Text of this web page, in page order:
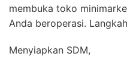
membuka toko
Anda beroperasi.
Menyiapkan SDM,